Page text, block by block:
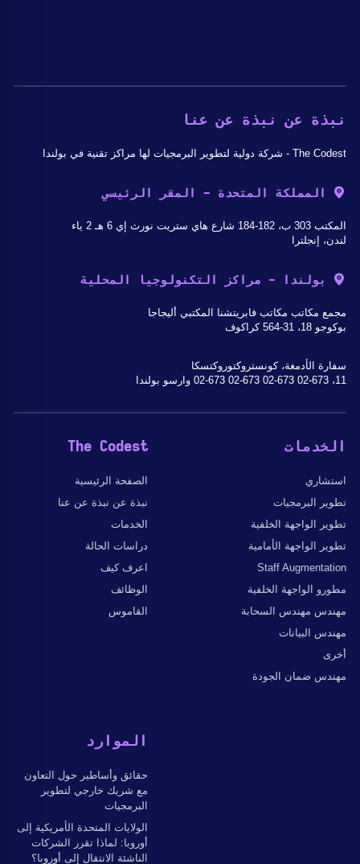
نبذة عن نبذة عن عنا
The Codest - شركة دولية لتطوير البرمجيات لها مراكز تقنية في بولندا
المملكة المتحدة - المقر الرئيسي
المكتب 303 ب، 182-184 شارع هاي ستريت نورث إي 6 هـ 2 ياء
لندن، إنجلترا
بولندا - مراكز التكنولوجيا المحلية
مجمع مكاتب مكاتب فابريتشنا المكتبي أليجاجا
بوكوجو 18، 31-564 كراكوف
سفارة الأدمغة، كونستروكتوروكتسكا
11، 02-673 02-673 02-673 02-673 وارسو بولندا
The Codest
الصفحة الرئيسية
نبذة عن نبذة عن عنا
الخدمات
دراسات الحالة
اعرف كيف
الوظائف
القاموس
الخدمات
استشاري
تطوير البرمجيات
تطوير الواجهة الخلفية
تطوير الواجهة الأمامية
Staff Augmentation
مطورو الواجهة الخلفية
مهندس مهندس السحابة
مهندس البيانات
أخرى
مهندس ضمان الجودة
الموارد
حقائق وأساطير حول التعاون
مع شريك خارجي لتطوير
البرمجيات
الولايات المتحدة الأمريكية إلى
أوروبا: لماذا تقرر الشركات
الناشئة الانتقال إلى أوروبا؟